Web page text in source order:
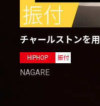
チャールストンを
HIPHOP 振付
NAGARE